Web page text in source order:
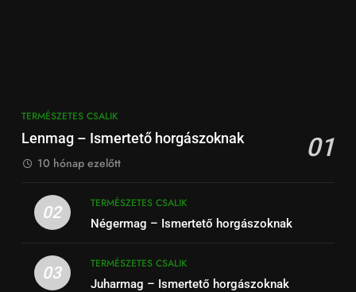
TERMÉSZETES CSALIK
Lenmag – Ismertető horgászoknak 01
10 hónap ezelőtt
02
TERMÉSZETES CSALIK
Négermag – Ismertető horgászoknak
03
TERMÉSZETES CSALIK
Juharmag – Ismertető horgászoknak